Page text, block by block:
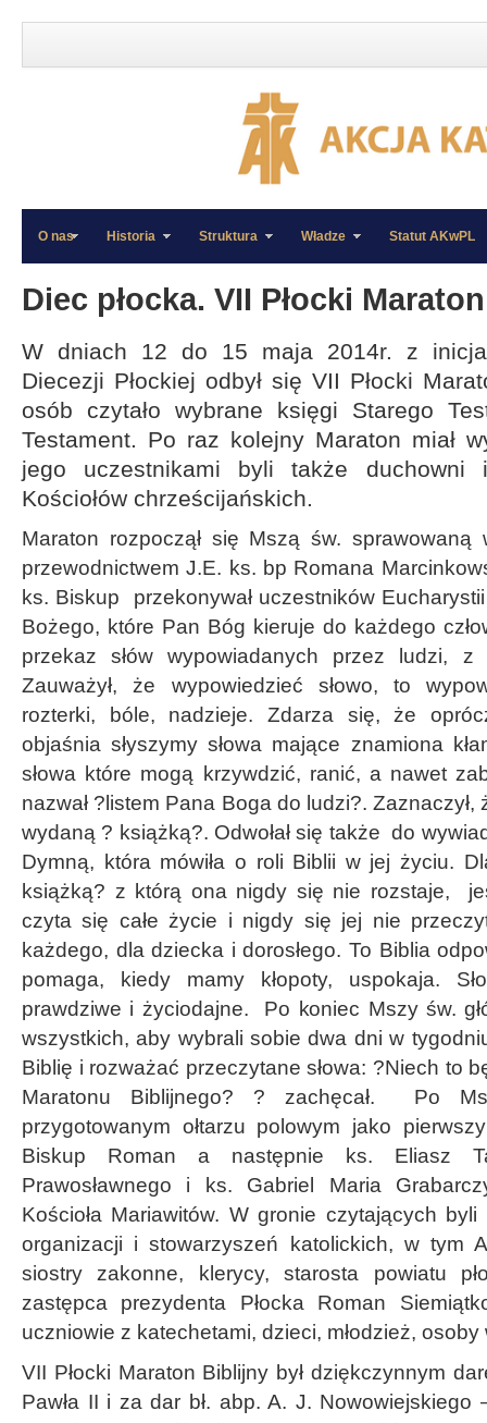
»
»
O nas Historia Struktura Władze Statut AKwPL
Diec płocka. VII Płocki
W dniach 12 do 15 maja 2014r. z
Diecezji Płockiej odbył się VII Płocki
osób czytało wybrane księgi Starego
Testament. Po raz kolejny Maraton miał
jego uczestnikami byli także duchowni
Kościołów chrześcijańskich.
Maraton rozpoczął się Mszą św. sprawowaną
przewodnictwem J.E. ks. bp Romana
ks. Biskup przekonywał uczestników
Bożego, które Pan Bóg kieruje do każdego
przekaz słów wypowiadanych przez ludzi, z
Zauważył, że wypowiedzieć słowo, to
rozterki, bóle, nadzieje. Zdarza się, że
objaśnia słyszymy słowa mające znamiona
słowa które mogą krzywdzić, ranić, a nawet
nazwał ?listem Pana Boga do ludzi?. Zaznaczył,
wydaną ? książką?. Odwołał się także do
Dymną, która mówiła o roli Biblii w jej życiu.
książką? z którą ona nigdy się nie rozstaje,
czyta się całe życie i nigdy się jej nie
każdego, dla dziecka i dorosłego. To Biblia
pomaga, kiedy mamy kłopoty, uspokaja.
prawdziwe i życiodajne. Po koniec Mszy św.
wszystkich, aby wybrali sobie dwa dni w
Biblię i rozważać przeczytane słowa: ?Niech to
Maratonu Biblijnego? ? zachęcał. Po
przygotowanym ołtarzu polowym jako
Biskup Roman a następnie ks. Eliasz
Prawosławnego i ks. Gabriel Maria
Kościoła Mariawitów. W gronie czytających
organizacji i stowarzyszeń katolickich, w tym
siostry zakonne, klerycy, starosta powiatu
zastępca prezydenta Płocka Roman
uczniowie z katechetami, dzieci, młodzież, osoby
VII Płocki Maraton Biblijny był dziękczynnym
Pawła II i za dar bł. abp. A. J.